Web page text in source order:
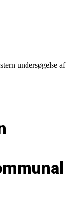
undersøgelse af